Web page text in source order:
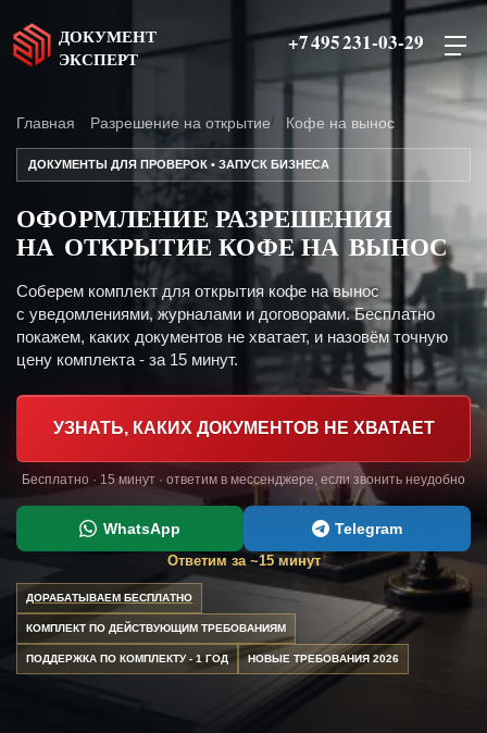
ДОКУМЕНТ
ЭКСПЕРТ
+7 495 231-03-29
Главная Разрешение на открытие Кофе на вынос
ДОКУМЕНТЫ ДЛЯ ПРОВЕРОК • ЗАПУСК БИЗНЕСА
ОФОРМЛЕНИЕ РАЗРЕШЕНИЯ
НА ОТКРЫТИЕ КОФЕ НА ВЫНОС
Соберем комплект для открытия кофе на вынос
с уведомлениями, журналами и договорами. Бесплатно
покажем, каких документов не хватает, и назовём точную
цену комплекта - за 15 минут.
УЗНАТЬ, КАКИХ ДОКУМЕНТОВ НЕ ХВАТАЕТ
Бесплатно · 15 минут · ответим в мессенджере, если звонить неудобно
WhatsApp Telegram
Ответим за ~15 минут
ДОРАБАТЫВАЕМ БЕСПЛАТНО
КОМПЛЕКТ ПО ДЕЙСТВУЮЩИМ ТРЕБОВАНИЯМ
ПОДДЕРЖКА ПО КОМПЛЕКТУ - 1 ГОД НОВЫЕ ТРЕБОВАНИЯ 2026